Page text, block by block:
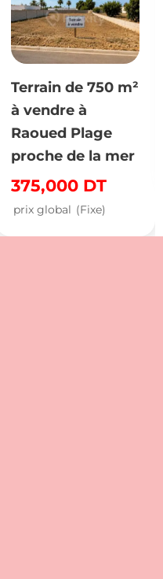
Terrain de 750 m²
à vendre à
Raoued Plage
proche de la mer
375,000 DT
prix global (Fixe)